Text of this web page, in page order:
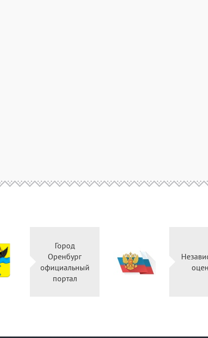
Оренбург
официальный